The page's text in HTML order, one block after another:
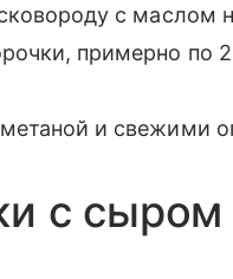
с маслом
примерно по
и свежими
с сыром